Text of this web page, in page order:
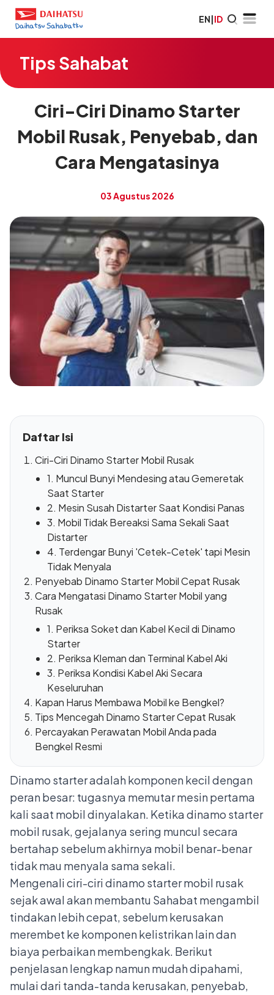
EN|ID
Tips Sahabat
Ciri-Ciri Dinamo Starter
Mobil Rusak, Penyebab, dan
Cara Mengatasinya
03 Agustus 2026
Daftar Isi
Ciri-Ciri Dinamo Starter Mobil Rusak
1. Muncul Bunyi Mendesing atau Gemeretak
Saat Starter
2. Mesin Susah Distarter Saat Kondisi Panas
3. Mobil Tidak Bereaksi Sama Sekali Saat
Distarter
4. Terdengar Bunyi 'Cetek-Cetek' tapi Mesin
Tidak Menyala
Penyebab Dinamo Starter Mobil Cepat Rusak
Cara Mengatasi Dinamo Starter Mobil yang
Rusak
1. Periksa Soket dan Kabel Kecil di Dinamo
Starter
2. Periksa Kleman dan Terminal Kabel Aki
3. Periksa Kondisi Kabel Aki Secara
Keseluruhan
Kapan Harus Membawa Mobil ke Bengkel?
Tips Mencegah Dinamo Starter Cepat Rusak
Percayakan Perawatan Mobil Anda pada
Bengkel Resmi
Dinamo starter adalah komponen kecil dengan
peran besar: tugasnya memutar mesin pertama
kali saat mobil dinyalakan. Ketika dinamo starter
mobil rusak, gejalanya sering muncul secara
bertahap sebelum akhirnya mobil benar-benar
tidak mau menyala sama sekali.
Mengenali ciri-ciri dinamo starter mobil rusak
sejak awal akan membantu Sahabat mengambil
tindakan lebih cepat, sebelum kerusakan
merembet ke komponen kelistrikan lain dan
biaya perbaikan membengkak. Berikut
penjelasan lengkap namun mudah dipahami,
mulai dari tanda-tanda kerusakan, penyebab,